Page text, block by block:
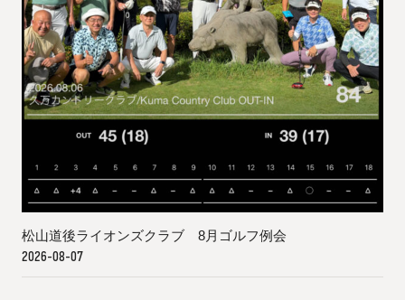
松山道後ライオンズクラブ 8月ゴルフ例会
2026-08-07